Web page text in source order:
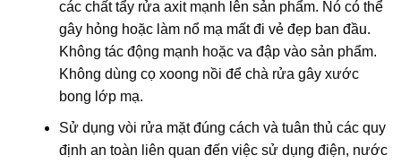
các chất tẩy rửa axit mạnh lên sản phẩm. Nó có thể
gây hỏng hoặc làm nổ mạ mất đi vẻ đẹp ban đầu.
Không tác động mạnh hoặc va đập vào sản phẩm.
Không dùng cọ xoong nồi để chà rửa gây xước
bong lớp mạ.
Sử dụng vòi rửa mặt đúng cách và tuân thủ các quy
định an toàn liên quan đến việc sử dụng điện, nước